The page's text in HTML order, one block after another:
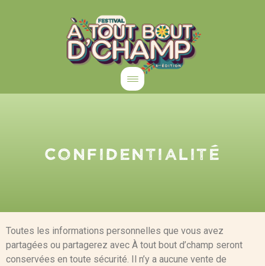
confidentialité
Toutes les informations personnelles que vous avez
partagées ou partagerez avec À tout bout d’champ seront
conservées en toute sécurité. Il n’y a aucune vente de